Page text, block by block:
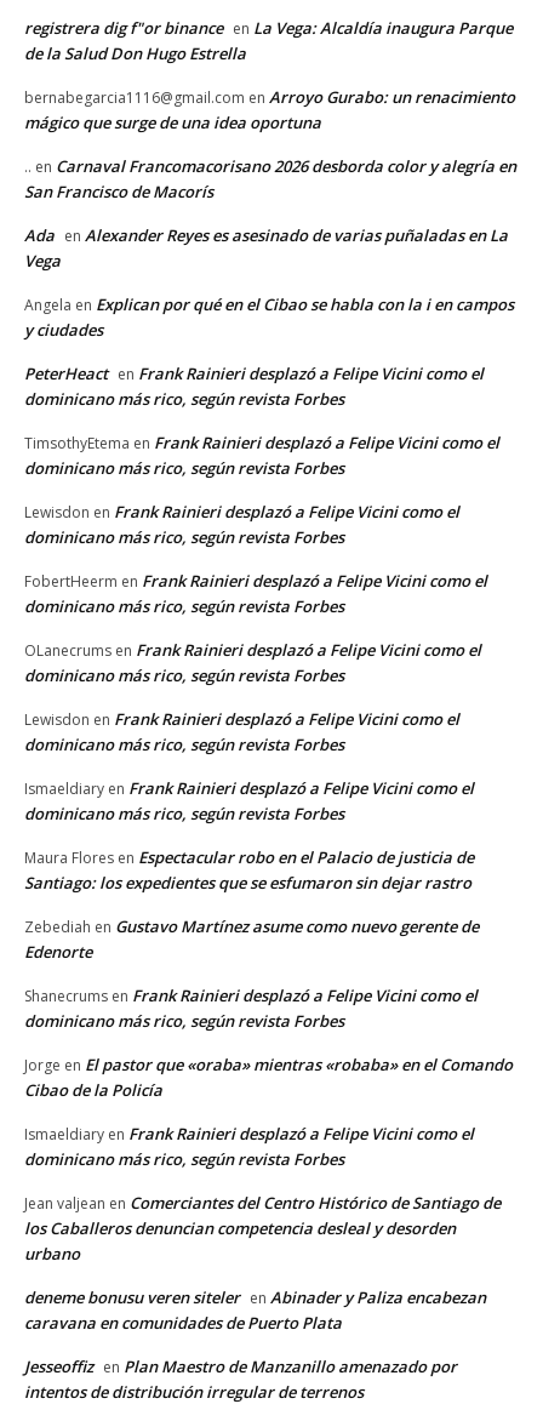
registrera dig f"or binance en La Vega: Alcaldía inaugura Parque
de la Salud Don Hugo Estrella
bernabegarcia1116@gmail.com en Arroyo Gurabo: un renacimiento
mágico que surge de una idea oportuna
.. en Carnaval Francomacorisano 2026 desborda color y alegría en
San Francisco de Macorís
Ada en Alexander Reyes es asesinado de varias puñaladas en La
Vega
Angela en Explican por qué en el Cibao se habla con la i en campos
y ciudades
PeterHeact en Frank Rainieri desplazó a Felipe Vicini como el
dominicano más rico, según revista Forbes
TimsothyEtema en Frank Rainieri desplazó a Felipe Vicini como el
dominicano más rico, según revista Forbes
Lewisdon en Frank Rainieri desplazó a Felipe Vicini como el
dominicano más rico, según revista Forbes
FobertHeerm en Frank Rainieri desplazó a Felipe Vicini como el
dominicano más rico, según revista Forbes
OLanecrums en Frank Rainieri desplazó a Felipe Vicini como el
dominicano más rico, según revista Forbes
Lewisdon en Frank Rainieri desplazó a Felipe Vicini como el
dominicano más rico, según revista Forbes
Ismaeldiary en Frank Rainieri desplazó a Felipe Vicini como el
dominicano más rico, según revista Forbes
Maura Flores en Espectacular robo en el Palacio de justicia de
Santiago: los expedientes que se esfumaron sin dejar rastro
Zebediah en Gustavo Martínez asume como nuevo gerente de
Edenorte
Shanecrums en Frank Rainieri desplazó a Felipe Vicini como el
dominicano más rico, según revista Forbes
Jorge en El pastor que «oraba» mientras «robaba» en el Comando
Cibao de la Policía
Ismaeldiary en Frank Rainieri desplazó a Felipe Vicini como el
dominicano más rico, según revista Forbes
Jean valjean en Comerciantes del Centro Histórico de Santiago de
los Caballeros denuncian competencia desleal y desorden
urbano
deneme bonusu veren siteler en Abinader y Paliza encabezan
caravana en comunidades de Puerto Plata
Jesseoffiz en Plan Maestro de Manzanillo amenazado por
intentos de distribución irregular de terrenos